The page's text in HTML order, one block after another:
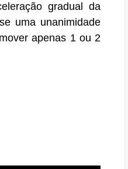
gradual da
uma unanimidade
apenas 1 ou 2